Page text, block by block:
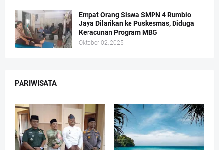
Empat Orang Siswa SMPN 4 Rumbio
Jaya Dilarikan ke Puskesmas, Diduga
Keracunan Program MBG
Oktober 02, 2025
PARIWISATA